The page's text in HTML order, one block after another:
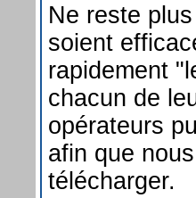
Ne reste
soient
rapidement
chacun de
opérateurs
afin que
télécharger.